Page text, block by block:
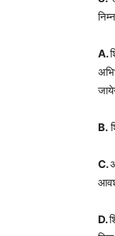
A.
B.
C.
D.